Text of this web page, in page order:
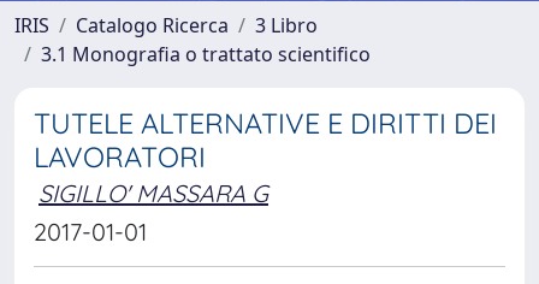
IRIS Catalogo Ricerca
3 Libro
3.1 Monografia o trattato scientifico
TUTELE ALTERNATIVE E DIRITTI DEI
LAVORATORI
SIGILLO' MASSARA G
2017-01-01